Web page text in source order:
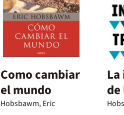
Como cambiar
el mundo
Hobsbawm, Eric